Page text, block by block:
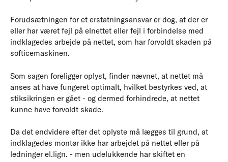
Forudsætningen for et erstatningsansvar er dog, at der er
eller har været fejl på elnettet eller fejl i forbindelse med
indklagedes arbejde på nettet, som har forvoldt skaden på
softicemaskinen.
Som sagen foreligger oplyst, finder nævnet, at nettet må
anses at have fungeret optimalt, hvilket bestyrkes ved, at
stiksikringen er gået - og dermed forhindrede, at nettet
kunne have forvoldt skade.
Da det endvidere efter det oplyste må lægges til grund, at
indklagedes montør ikke har arbejdet på nettet eller på
ledninger el.lign. - men udelukkende har skiftet en